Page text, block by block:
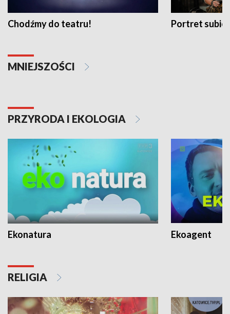
Chodźmy do teatru! Portret
MNIEJSZOŚCI
PRZYRODA I EKOLOGIA
Ekonatura Ekoagent
RELIGIA